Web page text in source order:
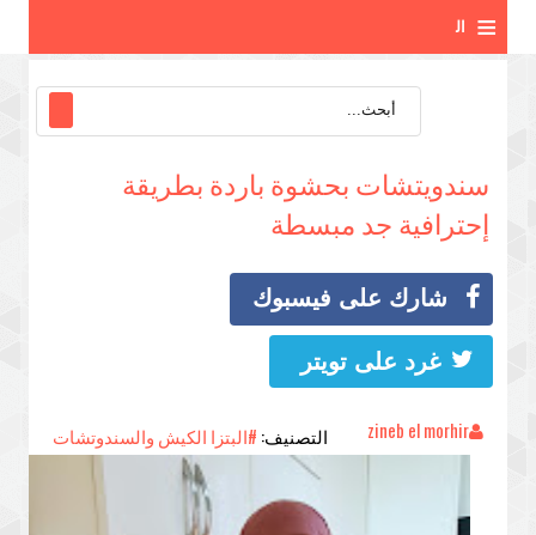
≡ ال
م
سندويتشات بحشوة باردة بطريقة
إحترافية جد مبسطة
شارك على فيسبوك
غرد على تويتر
zineb el morhir التصنيف: #البتزا الكيش والسندوتشات